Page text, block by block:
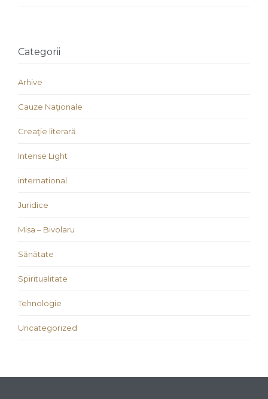
Categorii
Arhive
Cauze Naţionale
Creaţie literară
Intense Light
international
Juridice
Misa – Bivolaru
Sănătate
Spiritualitate
Tehnologie
Uncategorized